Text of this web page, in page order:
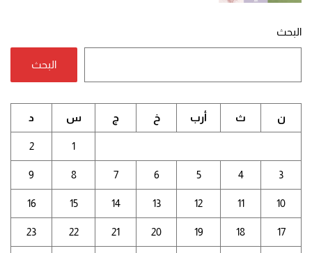
البحث
البحث
ن ث أرب خ ج س د
1
2
3
4
5
6
7
8
9
10
11
12
13
14
15
16
17
18
19
20
21
22
23